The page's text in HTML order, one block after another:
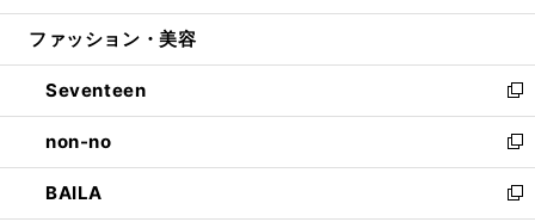
開
ウ
開
く
ン
ウ
で
開
く
ウ
ン
ド
ウ
で
開
く
ファッション・美容
Seventeen
新
し
い
ウ
ィ
non-no
新
し
い
BAILA
新